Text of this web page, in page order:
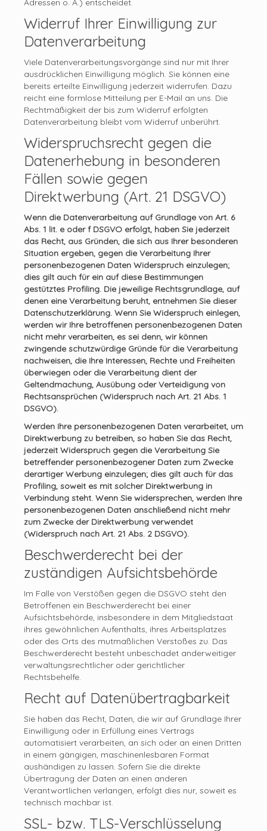
Adressen o. Ä.) entscheidet.
Widerruf Ihrer Einwilligung zur
Datenverarbeitung
Viele Datenverarbeitungsvorgänge sind nur mit Ihrer
ausdrücklichen Einwilligung möglich. Sie können eine
bereits erteilte Einwilligung jederzeit widerrufen. Dazu
reicht eine formlose Mitteilung per E-Mail an uns. Die
Rechtmäßigkeit der bis zum Widerruf erfolgten
Datenverarbeitung bleibt vom Widerruf unberührt.
Widerspruchsrecht gegen die
Datenerhebung in besonderen
Fällen sowie gegen
Direktwerbung (Art. 21 DSGVO)
Wenn die Datenverarbeitung auf Grundlage von Art. 6
Abs. 1 lit. e oder f DSGVO erfolgt, haben Sie jederzeit
das Recht, aus Gründen, die sich aus Ihrer besonderen
Situation ergeben, gegen die Verarbeitung Ihrer
personenbezogenen Daten Widerspruch einzulegen;
dies gilt auch für ein auf diese Bestimmungen
gestütztes Profiling. Die jeweilige Rechtsgrundlage, auf
denen eine Verarbeitung beruht, entnehmen Sie dieser
Datenschutzerklärung. Wenn Sie Widerspruch einlegen,
werden wir Ihre betroffenen personenbezogenen Daten
nicht mehr verarbeiten, es sei denn, wir können
zwingende schutzwürdige Gründe für die Verarbeitung
nachweisen, die Ihre Interessen, Rechte und Freiheiten
überwiegen oder die Verarbeitung dient der
Geltendmachung, Ausübung oder Verteidigung von
Rechtsansprüchen (Widerspruch nach Art. 21 Abs. 1
DSGVO).
Werden Ihre personenbezogenen Daten verarbeitet, um
Direktwerbung zu betreiben, so haben Sie das Recht,
jederzeit Widerspruch gegen die Verarbeitung Sie
betreffender personenbezogener Daten zum Zwecke
derartiger Werbung einzulegen; dies gilt auch für das
Profiling, soweit es mit solcher Direktwerbung in
Verbindung steht. Wenn Sie widersprechen, werden Ihre
personenbezogenen Daten anschließend nicht mehr
zum Zwecke der Direktwerbung verwendet
(Widerspruch nach Art. 21 Abs. 2 DSGVO).
Beschwerderecht bei der
zuständigen Aufsichtsbehörde
Im Falle von Verstößen gegen die DSGVO steht den
Betroffenen ein Beschwerderecht bei einer
Aufsichtsbehörde, insbesondere in dem Mitgliedstaat
ihres gewöhnlichen Aufenthalts, ihres Arbeitsplatzes
oder des Orts des mutmaßlichen Verstoßes zu. Das
Beschwerderecht besteht unbeschadet anderweitiger
verwaltungsrechtlicher oder gerichtlicher
Rechtsbehelfe.
Recht auf Datenübertragbarkeit
Sie haben das Recht, Daten, die wir auf Grundlage Ihrer
Einwilligung oder in Erfüllung eines Vertrags
automatisiert verarbeiten, an sich oder an einen Dritten
in einem gängigen, maschinenlesbaren Format
aushändigen zu lassen. Sofern Sie die direkte
Übertragung der Daten an einen anderen
Verantwortlichen verlangen, erfolgt dies nur, soweit es
technisch machbar ist.
SSL- bzw. TLS-Verschlüsselung